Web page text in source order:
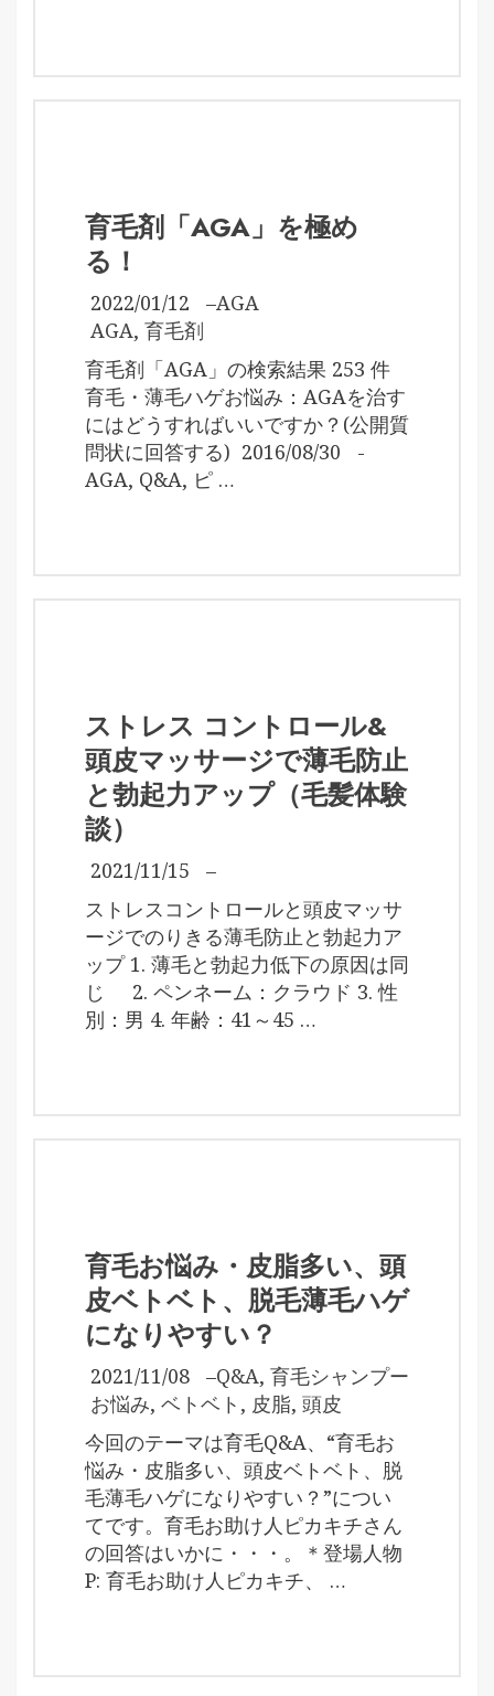
育毛剤「AGA」を極め
る！
2022/01/12 –AGA
AGA, 育毛剤
育毛剤「AGA」の検索結果 253 件
育毛・薄毛ハゲお悩み：AGAを治す
にはどうすればいいですか？(公開質
問状に回答する) 2016/08/30 -
AGA, Q&A, ピ …
ストレス コントロール&
頭皮マッサージで薄毛防止
と勃起力アップ（毛髪体験
談）
2021/11/15
–
ストレスコントロールと頭皮マッサ
ージでのりきる薄毛防止と勃起力ア
ップ 1. 薄毛と勃起力低下の原因は同
じ 2. ペンネーム：クラウド 3. 性
別：男 4. 年齢：41～45 …
育毛お悩み・皮脂多い、頭
皮ベトベト、脱毛薄毛ハゲ
になりやすい？
2021/11/08 –Q&A, 育毛シャンプー
お悩み, ベトベト , 皮脂, 頭皮
今回のテーマは育毛Q&A、“育毛お
悩み・皮脂多い、頭皮ベトベト、脱
毛薄毛ハゲになりやすい？”につい
てです。育毛お助け人ピカキチさん
の回答はいかに・・・。＊登場人物
P: 育毛お助け人ピカキチ、 …